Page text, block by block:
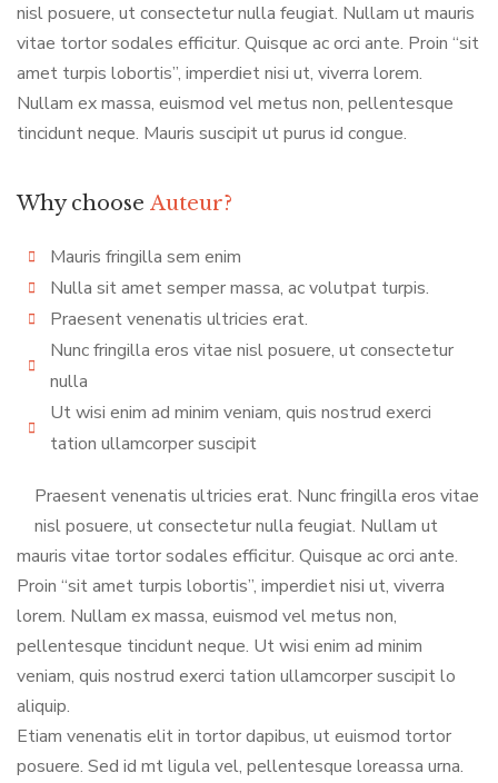
nisl posuere, ut consectetur nulla feugiat. Nullam ut mauris
vitae tortor sodales efficitur. Quisque ac orci ante. Proin “sit
amet turpis lobortis”, imperdiet nisi ut, viverra lorem.
Nullam ex massa, euismod vel metus non, pellentesque
tincidunt neque. Mauris suscipit ut purus id congue.
Why choose Auteur?
Mauris fringilla sem enim
Nulla sit amet semper massa, ac volutpat turpis.
Praesent venenatis ultricies erat.
Nunc fringilla eros vitae nisl posuere, ut consectetur
nulla
Ut wisi enim ad minim veniam, quis nostrud exerci
tation ullamcorper suscipit
Praesent venenatis ultricies erat. Nunc fringilla eros vitae
nisl posuere, ut consectetur nulla feugiat. Nullam ut
mauris vitae tortor sodales efficitur. Quisque ac orci ante.
Proin “sit amet turpis lobortis”, imperdiet nisi ut, viverra
lorem. Nullam ex massa, euismod vel metus non,
pellentesque tincidunt neque. Ut wisi enim ad minim
veniam, quis nostrud exerci tation ullamcorper suscipit lo
aliquip.
Etiam venenatis elit in tortor dapibus, ut euismod tortor
posuere. Sed id mt ligula vel, pellentesque loreassa urna.